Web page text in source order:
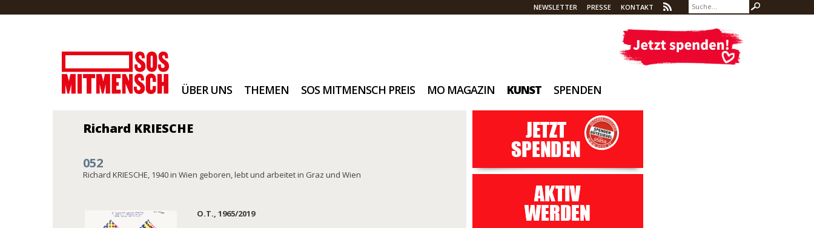
NEWSLETTER PRESSE KONTAKT
ÜBER UNS THEMEN SOS MITMENSCH PREIS MO MAGAZIN KUNST SPENDEN
Richard KRIESCHE
052
Richard KRIESCHE, 1940 in Wien geboren, lebt und arbeitet in Graz und Wien
O.T., 1965/2019